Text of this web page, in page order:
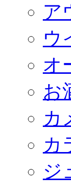
ア
ウ
オ
お
カ
カ
ジ